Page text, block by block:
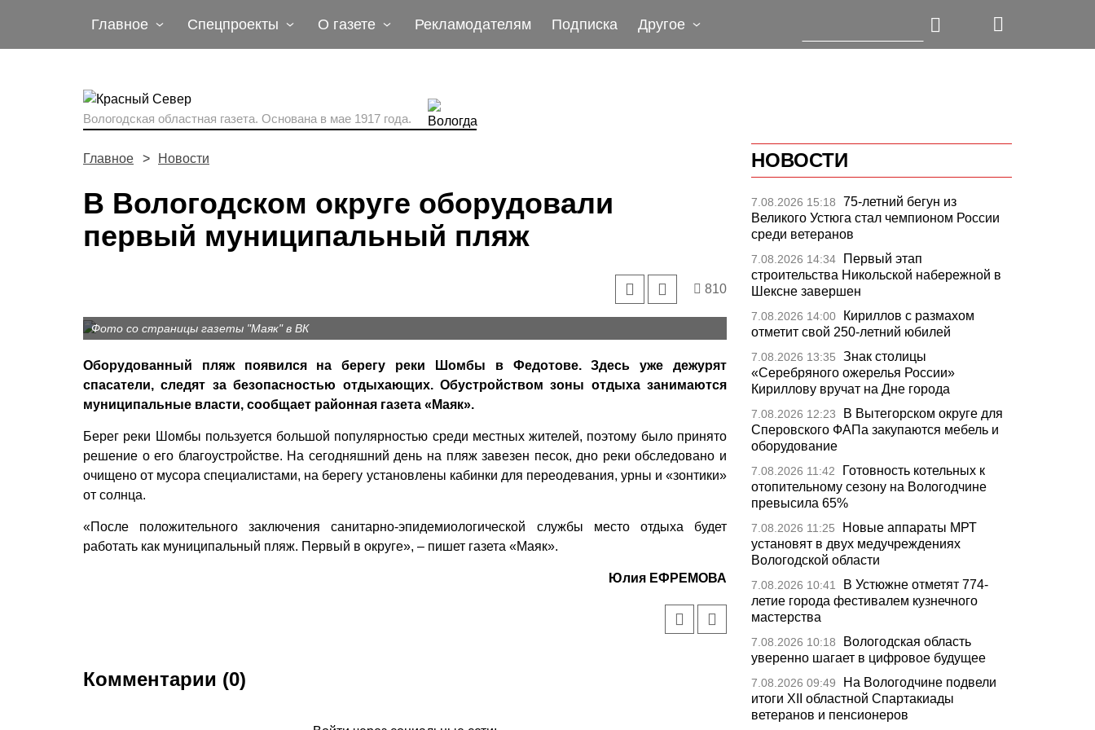
Главное Спецпроекты О газете Рекламодателям Подписка Другое
Вологодская областная газета. Основана в мае 1917 года.
Главное Новости
В Вологодском округе оборудовали
первый муниципальный пляж
810
Фото со страницы газеты "Маяк" в ВК
Оборудованный пляж появился на берегу реки Шомбы в Федотове. Здесь уже дежурят
спасатели, следят за безопасностью отдыхающих. Обустройством зоны отдыха занимаются
муниципальные власти, сообщает районная газета «Маяк».
Берег реки Шомбы пользуется большой популярностью среди местных жителей, поэтому было принято
решение о его благоустройстве. На сегодняшний день на пляж завезен песок, дно реки обследовано и
очищено от мусора специалистами, на берегу установлены кабинки для переодевания, урны и «зонтики»
от солнца.
«После положительного заключения санитарно-эпидемиологической службы место отдыха будет
работать как муниципальный пляж. Первый в округе», – пишет газета «Маяк».
Юлия ЕФРЕМОВА
Комментарии (0)
НОВОСТИ
7.08.2026 15:18
75-летний бегун из
Великого Устюга стал чемпионом России
среди ветеранов
7.08.2026 14:34
Первый этап
строительства Никольской набережной в
Шексне завершен
7.08.2026 14:00
Кириллов с размахом
отметит свой 250-летний юбилей
7.08.2026 13:35
Знак столицы
«Серебряного ожерелья России»
Кириллову вручат на Дне города
7.08.2026 12:23
В Вытегорском округе для
Сперовского ФАПа закупаются мебель и
оборудование
7.08.2026 11:42
Готовность котельных к
отопительному сезону на Вологодчине
превысила 65%
7.08.2026 11:25
Новые аппараты МРТ
установят в двух медучреждениях
Вологодской области
7.08.2026 10:41
В Устюжне отметят 774-
летие города фестивалем кузнечного
мастерства
7.08.2026 10:18
Вологодская область
уверенно шагает в цифровое будущее
7.08.2026 09:49
На Вологодчине подвели
итоги XII областной Спартакиады
ветеранов и пенсионеров